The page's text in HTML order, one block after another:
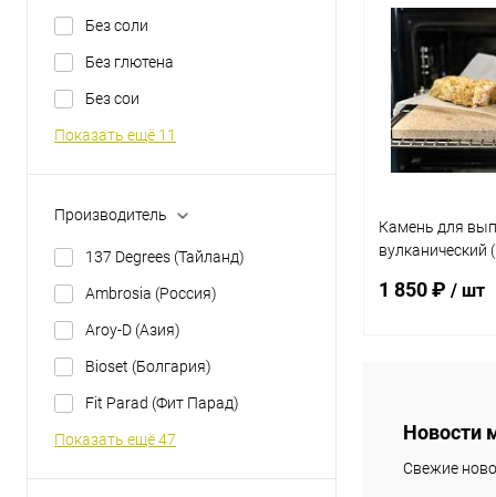
Без соли
Без глютена
Без сои
Показать ещё 11
Производитель
137 Degrees (Тайланд)
Ambrosia (Россия)
Aroy-D (Азия)
Bioset (Болгария)
Fit Parad (Фит Парад)
Показать ещё 47
Купить в 1
В избранное
Камень для
вулканический
(32х36х2)
1 850 ₽ / шт
Купить в 1
В избранное
Новости
Свежие